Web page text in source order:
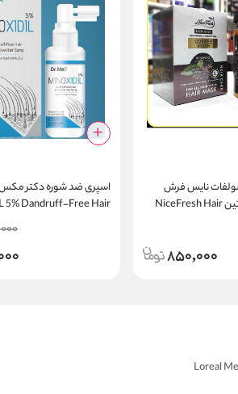
نایس فرش
عصاره قهوه و بیوتین NiceFresh Hair
850,000
5% Dandruff-Free Hair